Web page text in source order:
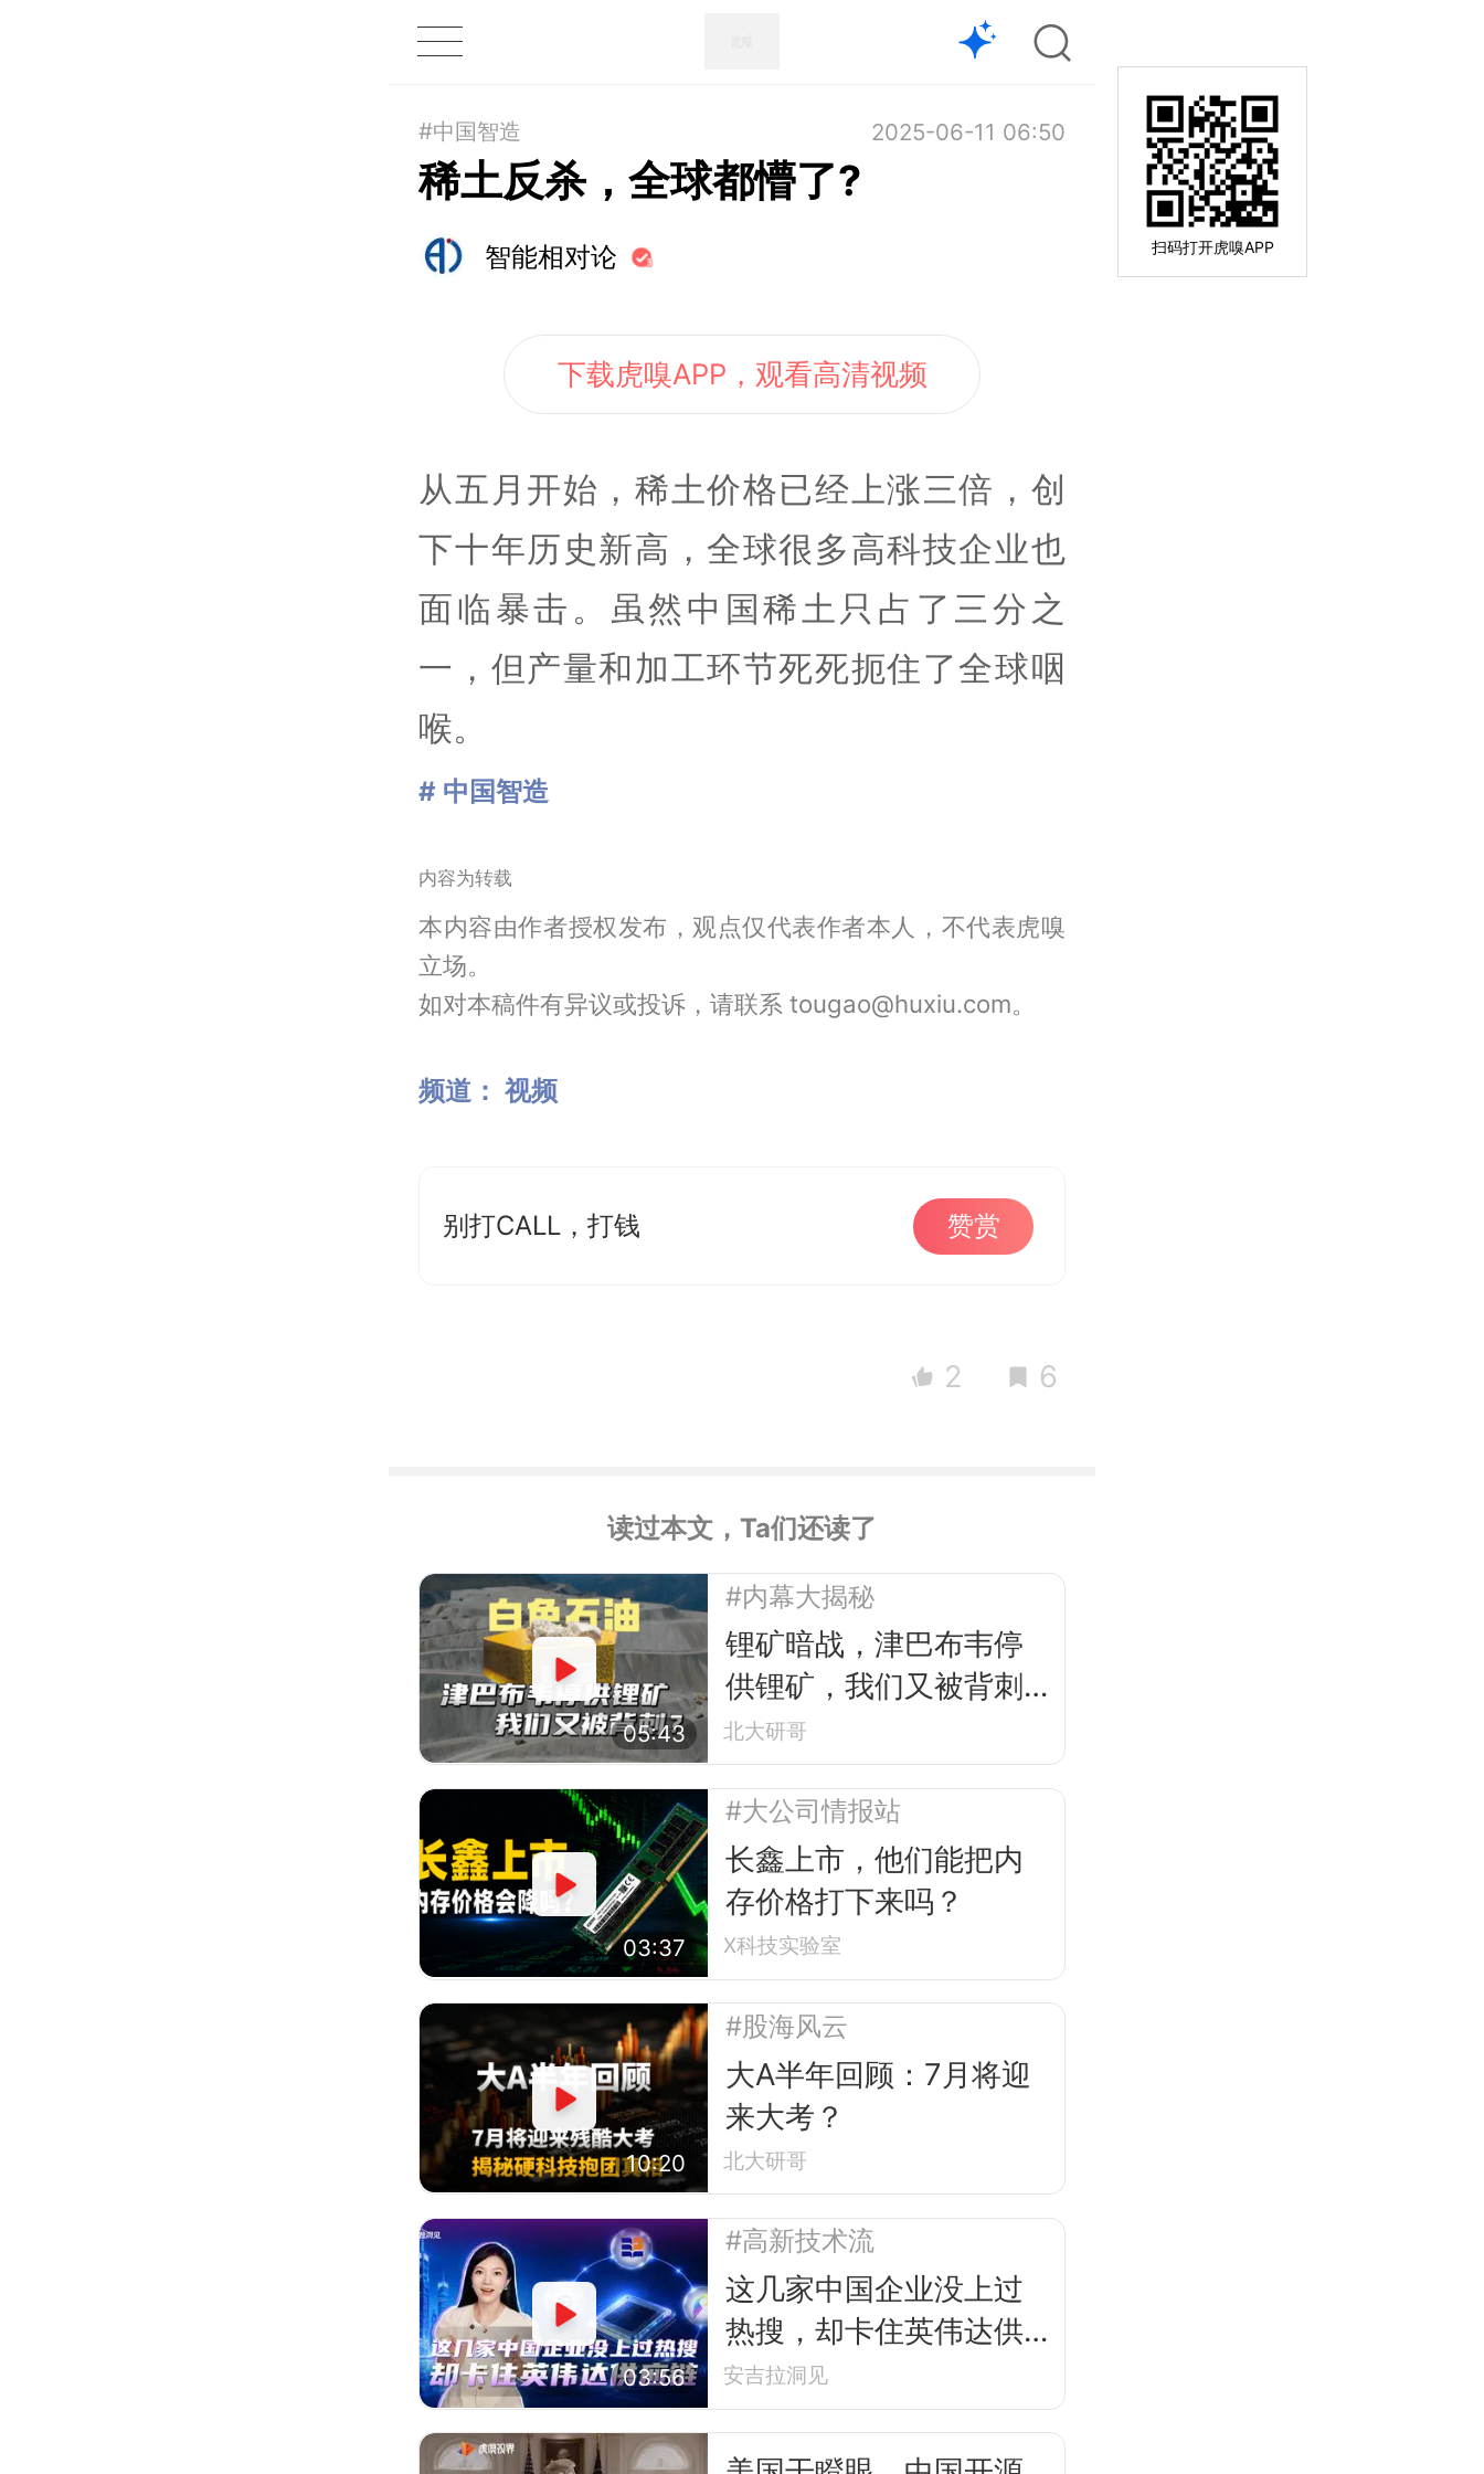
扫码打开虎嗅APP
#中国智造 2025-06-11 06:50
稀土反杀，全球都懵了?
智能相对论
下载虎嗅APP，观看高清视频
从五月开始，稀土价格已经上涨三倍，创
下十年历史新高，全球很多高科技企业也
面临暴击。虽然中国稀土只占了三分之
一，但产量和加工环节死死扼住了全球咽
喉。
# 中国智造
内容为转载
本内容由作者授权发布，观点仅代表作者本人，不代表虎嗅
立场。
如对本稿件有异议或投诉，请联系 tougao@huxiu.com。
频道： 视频
别打CALL，打钱 赞赏
2 6
读过本文，Ta们还读了
05:43
#内幕大揭秘
锂矿暗战，津巴布韦停
供锂矿，我们又被背刺
了吗？
北大研哥
03:37
#大公司情报站
长鑫上市，他们能把内
存价格打下来吗？
X科技实验室
10:20
#股海风云
大A半年回顾：7月将迎
来大考？
北大研哥
03:56
#高新技术流
这几家中国企业没上过
热搜，却卡住英伟达供
应链
安吉拉洞见